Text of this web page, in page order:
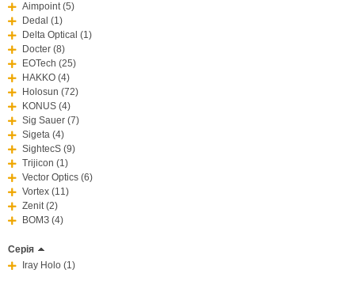
Aimpoint (5)
Dedal (1)
Delta Optical (1)
Docter (8)
EOTech (25)
HAKKO (4)
Holosun (72)
KONUS (4)
Sig Sauer (7)
Sigeta (4)
SightecS (9)
Trijicon (1)
Vector Optics (6)
Vortex (11)
Zenit (2)
ВОМЗ (4)
Серія
Iray Holo (1)